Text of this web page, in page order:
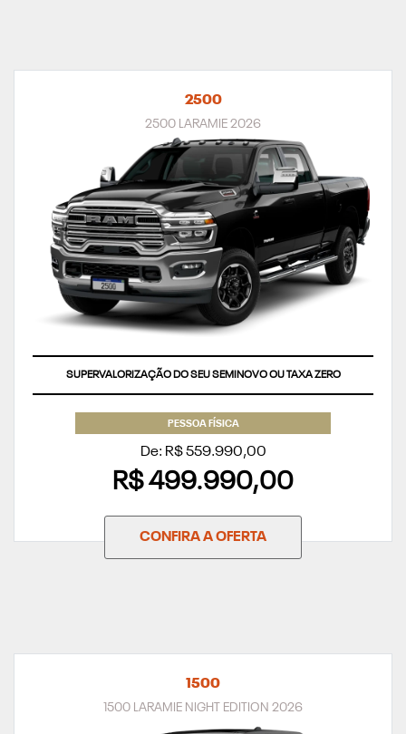
2500
2500 LARAMIE 2026
SUPERVALORIZAÇÃO DO SEU SEMINOVO OU TAXA ZERO
PESSOA FÍSICA
De: R$ 559.990,00
R$ 499.990,00
CONFIRA A OFERTA
1500
1500 LARAMIE NIGHT EDITION 2026